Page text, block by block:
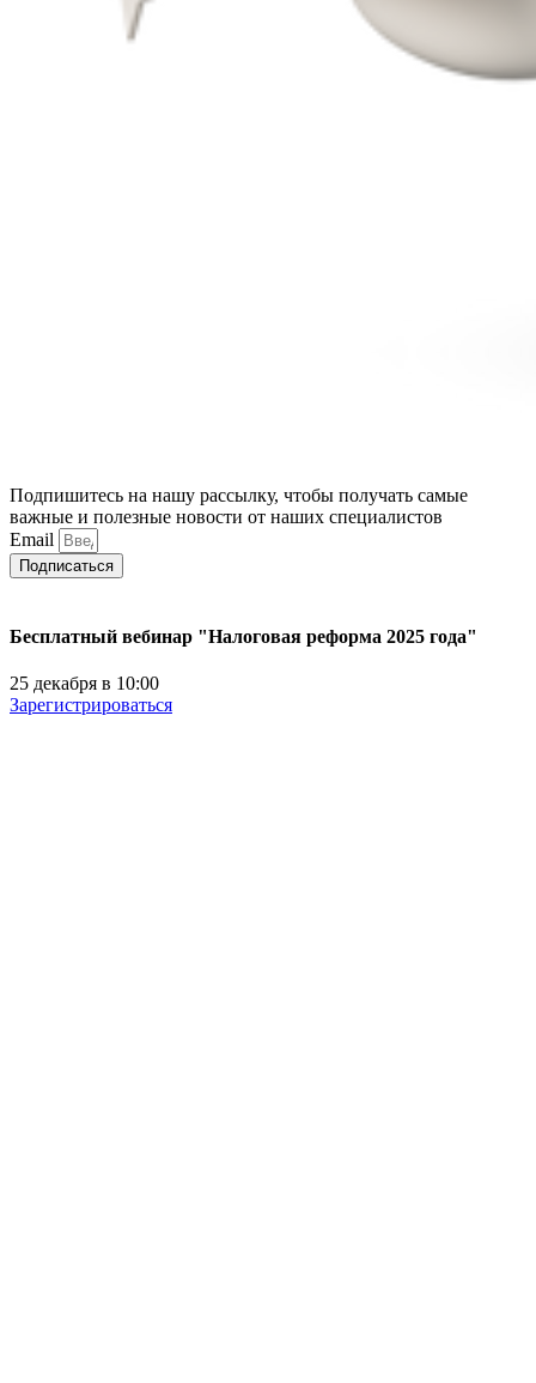
Подпишитесь на нашу рассылку, чтобы получать самые
важные и полезные новости от наших специалистов
Email
Подписаться
Бесплатный вебинар "Налоговая реформа 2025 года"
25 декабря в 10:00
Зарегистрироваться